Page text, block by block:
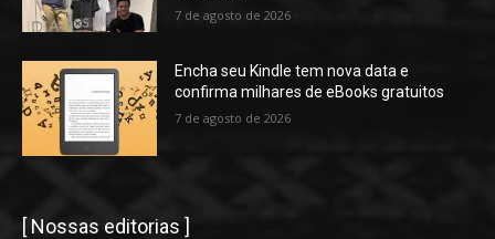
7 de agosto de 2026
Encha seu Kindle tem nova data e
confirma milhares de eBooks gratuitos
7 de agosto de 2026
[ Nossas editorias ]